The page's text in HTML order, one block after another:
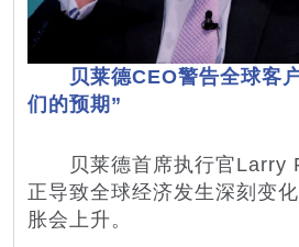
贝莱德CEO警告全球客
们的预期”
贝莱德首席执行官Larry
正导致全球经济发生深刻变
胀会上升。